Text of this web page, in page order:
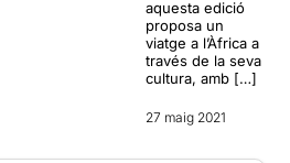
aquesta edició
proposa un
viatge a l’Àfrica a
través de la seva
cultura, amb […]
27 maig 2021